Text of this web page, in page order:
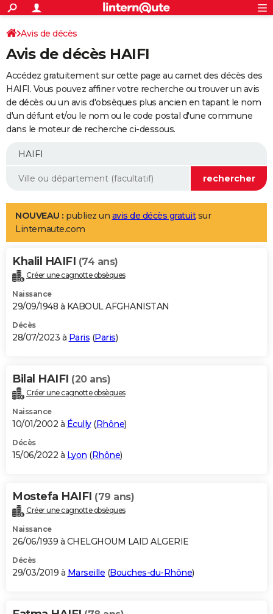
ACTUALITÉS
Politique
Société
Faits Divers
Education
Monde
Villes
+
SPORT
Coupe du monde 2026
Football
Tennis
Cyclisme
Rugby
Forum
Programme TV
TNT
Streaming
Cinéma
Sorties cinéma
Musique
+
FINANCE
Retraite
Impôts
Epargne
Immobilier
Risques naturels par ville
Banque
Assurance
Crédit
AUTO
Essais
Réserver un essai
Citadines
Berlines
SUV
Forum auto
+
Mobiles
Meilleur smartphone
Internet
Ordinateurs
Jeux vidéo
Guide high-tech
Aménagement intérieur
LIFESTYLE
Art de vivre
Bien-être
Loisirs
Mode
Modes de vie
Alimentation
Guide de la santé
Maladies
Médicaments
Sommeil
VOYAGE
Destinations
City break
Voyage nature
Voyage de noces
Forum
Climat
+PHOTO
GUIDES D'ACHAT
BONS PLANS
Carte de Noël
Carte Bonne année
Carte Saint-Valentin
Carte Pâques
Carte d'anniversaire
DICTIONNAIRE
Dictionnaire
Biographies
Citations
Expressions
Proverbes
PROGRAMME TV
S'inscrire
Se connecter
Lycées
Collèges
Primaires
Universités
Entreprises
Service militaire
Avis de recherche
AVIS DE DÉCÈS
Bricolage
Lifestyle
Culture
Sport
Auto
Television
Voyage
Cinema
Avis de décès
Avis de décès HAIFI
Accédez gratuitement sur cette page au carnet des décès des
HAIFI. Vous pouvez affiner votre recherche ou trouver un avis
de décès ou un avis d'obsèques plus ancien en tapant le nom
d'un défunt et/ou le nom ou le code postal d'une commune
dans le moteur de recherche ci-dessous.
NOUVEAU : publiez un avis de décès gratuitsur
Linternaute.com
Khalil HAIFI (74 ans)
Créer une cagnotte obsèques
Naissance
29/09/1948 à KABOUL AFGHANISTAN
Décès
28/07/2023 à Paris (Paris)
Bilal HAIFI (20 ans)
Créer une cagnotte obsèques
Naissance
10/01/2002 à Écully(Rhône)
Décès
15/06/2022 à Lyon (Rhône)
Mostefa HAIFI (79 ans)
Créer une cagnotte obsèques
Naissance
26/06/1939 à CHELGHOUM LAID ALGERIE
Décès
29/03/2019 à Marseille (Bouches-du-Rhône)